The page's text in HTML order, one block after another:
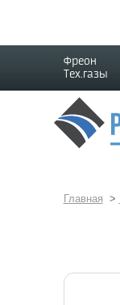
Фреон
Тех.газы
Главная >